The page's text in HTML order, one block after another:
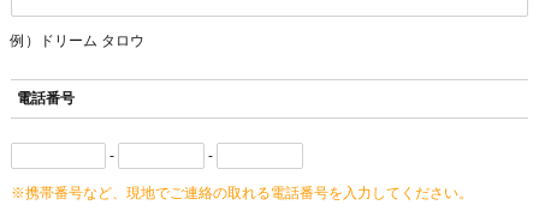
例）ドリーム タロウ
電話番号
- -
※携帯番号など、現地でご連絡の取れる電話番号を入力してください。